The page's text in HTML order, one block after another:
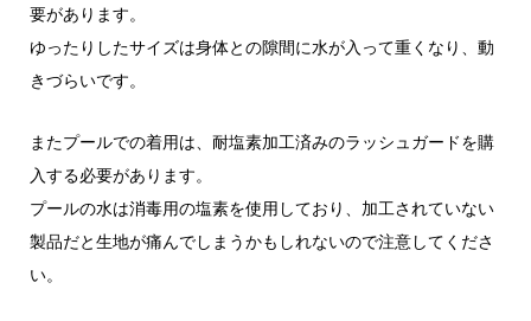
要があります。
ゆったりしたサイズは身体との隙間に水が入って重くなり、動
きづらいです。
またプールでの着用は、耐塩素加工済みのラッシュガードを購
入する必要があります。
プールの水は消毒用の塩素を使用しており、加工されていない
製品だと生地が痛んでしまうかもしれないので注意してくださ
い。